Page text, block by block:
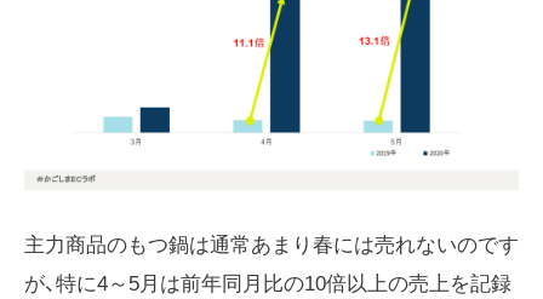
主力商品のもつ鍋は通常あまり春には売れないのです
が、特に4～5月は前年同月比の10倍以上の売上を記録